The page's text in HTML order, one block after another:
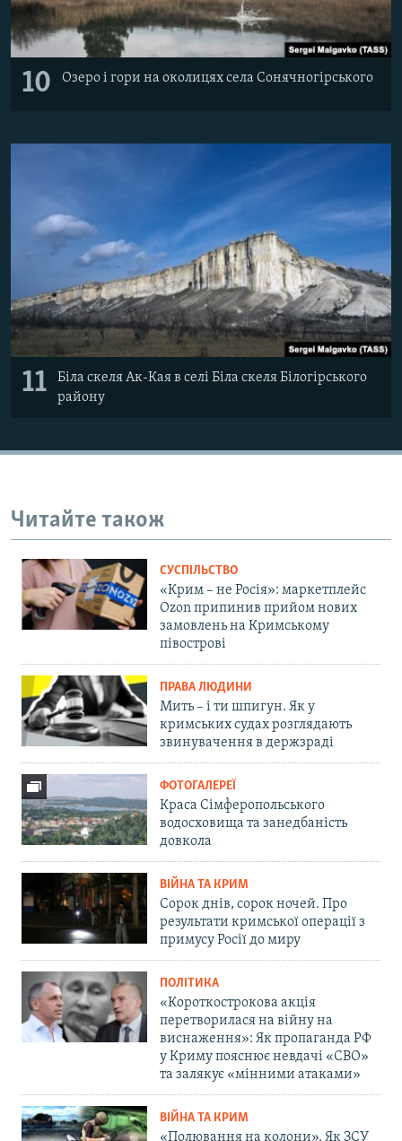
10 Озеро і гори на околицях села Сонячногірського
11
Біла скеля Ак-Кая в селі Біла скеля Білогірського
району
Читайте також
СУСПІЛЬСТВО
«Крим – не Росія»: маркетплейс
Ozon припинив прийом нових
замовлень на Кримському
півострові
ПРАВА ЛЮДИНИ
Мить – і ти шпигун. Як у
кримських судах розглядають
звинувачення в держзраді
ФОТОГАЛЕРЕЇ
Краса Сімферопольського
водосховища та занедбаність
довкола
ВІЙНА ТА КРИМ
Сорок днів, сорок ночей. Про
результати кримської операції з
примусу Росії до миру
ПОЛІТИКА
«Короткострокова акція
перетворилася на війну на
виснаження»: Як пропаганда РФ
у Криму пояснює невдачі «СВО»
та залякує «мінними атаками»
ВІЙНА ТА КРИМ
«Полювання на колони». Як ЗСУ